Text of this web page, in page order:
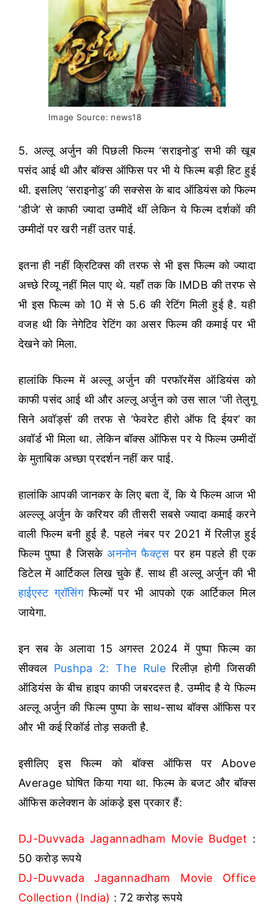
Image Source: news18
5. अल्लू अर्जुन की पिछली फिल्म ‘सराइनोडु’ सभी की खूब
पसंद आई थी और बॉक्स ऑफिस पर भी ये फिल्म बड़ी हिट हुई
थी. इसलिए ‘सराइनोडु’ की सक्सेस के बाद ऑडियंस को फिल्म
‘डीजे’ से काफी ज्यादा उम्मीदें थीं लेकिन ये फिल्म दर्शकों की
उम्मीदों पर खरी नहीं उतर पाई.
इतना ही नहीं क्रिटिक्स की तरफ से भी इस फिल्म को ज्यादा
अच्छे रिव्यू नहीं मिल पाए थे. यहाँ तक कि IMDB की तरफ से
भी इस फिल्म को 10 में से 5.6 की रेटिंग मिली हुई है. यही
वजह थी कि नेगेटिव रेटिंग का असर फिल्म की कमाई पर भी
देखने को मिला.
हालांकि फिल्म में अल्लू अर्जुन की परफॉरमेंस ऑडियंस को
काफी पसंद आई थी और अल्लू अर्जुन को उस साल ‘जी तेलुगू
सिने अवॉर्ड्स’ की तरफ से ‘फेवरेट हीरो ऑफ दि ईयर’ का
अवॉर्ड भी मिला था. लेकिन बॉक्स ऑफिस पर ये फिल्म उम्मीदों
के मुताबिक अच्छा प्रदर्शन नहीं कर पाई.
हालांकि आपकी जानकर के लिए बता दें, कि ये फिल्म आज भी
अल्ल्लू अर्जुन के करियर की तीसरी सबसे ज्यादा कमाई करने
वाली फिल्म बनी हुई है. पहले नंबर पर 2021 में रिलीज़ हुई
फिल्म पुष्पा है जिसकेअननोन फैक्ट्सपर हम पहले ही एक
डिटेल में आर्टिकल लिख चुके हैं. साथ ही अल्लू अर्जुन की भी
हाईएस्ट ग्रॉसिंगफिल्मों पर भी आपको एक आर्टिकल मिल
जायेगा.
इन सब के अलावा 15 अगस्त 2024 में पुष्पा फिल्म का
सीक्वल Pushpa 2: The Ruleरिलीज़ होगी जिसकी
ऑडियंस के बीच हाइप काफी जबरदस्त है. उम्मीद है ये फिल्म
अल्लू अर्जुन की फिल्म पुष्पा के साथ-साथ बॉक्स ऑफिस पर
और भी कई रिकॉर्ड तोड़ सकती है.
इसीलिए इस फिल्म को बॉक्स ऑफिस पर Above
Average घोषित किया गया था. फिल्म के बजट और बॉक्स
ऑफिस कलेक्शन के आंकड़े इस प्रकार हैं:
DJ-Duvvada Jagannadham Movie Budget :
50 करोड़ रूपये
DJ-Duvvada Jagannadham Movie Office
Collection (India) : 72 करोड़ रूपये